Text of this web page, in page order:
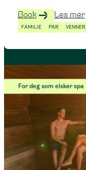
Book Les mer
FAMILIE PAR VENNER
For deg som elsker spa